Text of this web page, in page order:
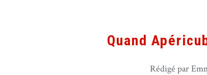
Quand
Rédigé par